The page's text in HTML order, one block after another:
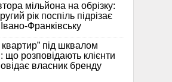
мільйона на обрізку:
рік поспіль підрізає
Франківську
під шквалом
що розповідають клієнти
власник бренду